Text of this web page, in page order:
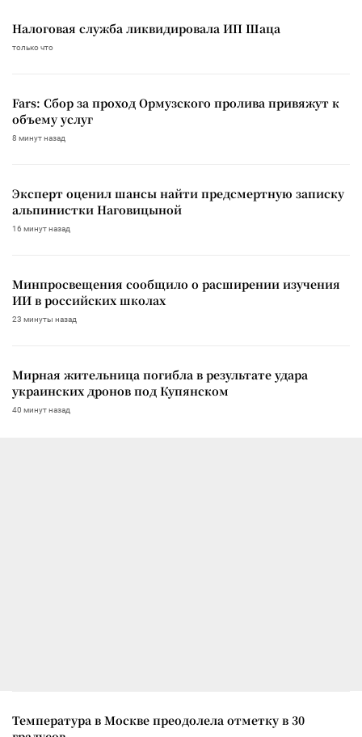
Налоговая служба ликвидировала ИП Шаца
только что
Fars: Сбор за проход Ормузского пролива привяжут к
объему услуг
8 минут назад
Эксперт оценил шансы найти предсмертную записку
альпинистки Наговицыной
16 минут назад
Минпросвещения сообщило о расширении изучения
ИИ в российских школах
23 минуты назад
Мирная жительница погибла в результате удара
украинских дронов под Купянском
40 минут назад
Температура в Москве преодолела отметку в 30